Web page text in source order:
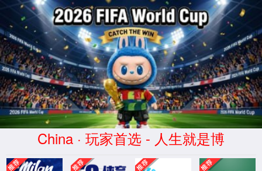
必发集团-
www.45457790.cnm|官方
网站
En